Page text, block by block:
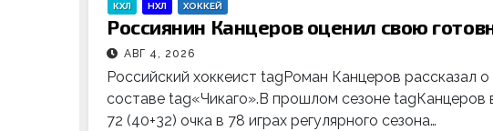
КХЛ НХЛ ХОККЕЙ
Россиянин Канцеров оценил свою
АВГ 4, 2026
Российский хоккеист tagРоман Канцеров рассказал
составе tag«Чикаго».В прошлом сезоне tagКанцеров
72 (40+32) очка в 78 играх регулярного сезона…